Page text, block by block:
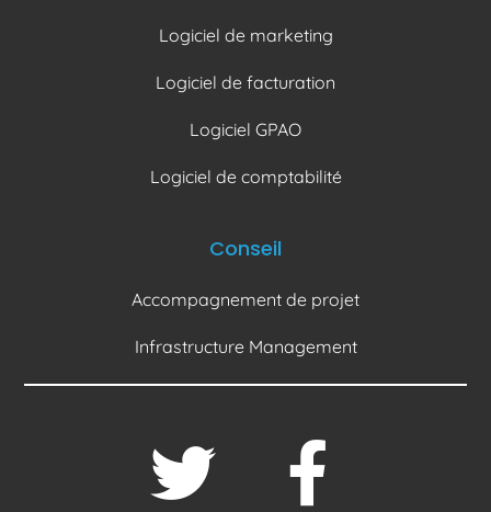
Logiciel de marketing
Logiciel de facturation
Logiciel GPAO
Logiciel de comptabilité
Conseil
Accompagnement de projet
Infrastructure Management